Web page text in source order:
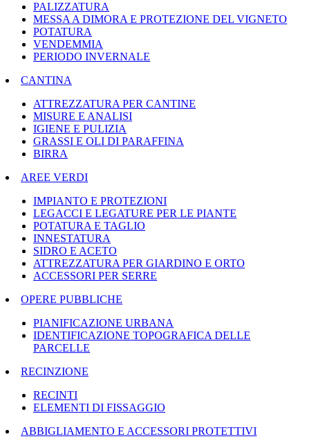
PALIZZATURA
MESSA A DIMORA E PROTEZIONE DEL VIGNETO
POTATURA
VENDEMMIA
PERIODO INVERNALE
CANTINA
ATTREZZATURA PER CANTINE
MISURE E ANALISI
IGIENE E PULIZIA
GRASSI E OLI DI PARAFFINA
BIRRA
AREE VERDI
IMPIANTO E PROTEZIONI
LEGACCI E LEGATURE PER LE PIANTE
POTATURA E TAGLIO
INNESTATURA
SIDRO E ACETO
ATTREZZATURA PER GIARDINO E ORTO
ACCESSORI PER SERRE
OPERE PUBBLICHE
PIANIFICAZIONE URBANA
IDENTIFICAZIONE TOPOGRAFICA DELLE
PARCELLE
RECINZIONE
RECINTI
ELEMENTI DI FISSAGGIO
ABBIGLIAMENTO E ACCESSORI PROTETTIVI